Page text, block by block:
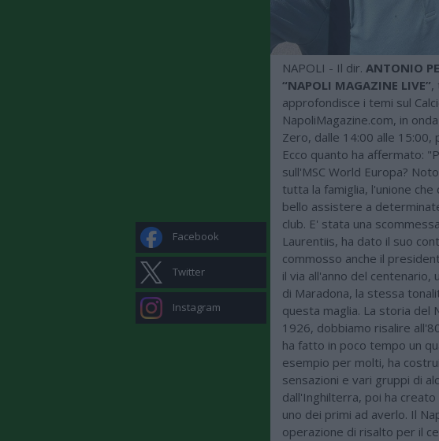
Facebook
Twitter
Instagram
NAPOLI - Il dir. ANTONIO
“NAPOLI MAGAZINE LIVE”,
approfondisce i temi sul
NapoliMagazine.com, in
Zero, dalle 14:00 alle 15:00,
Ecco quanto ha affermato:
sull'MSC World Europa?
tutta la famiglia, l'unione
bello assistere a
club. E' stata una
Laurentiis, ha dato il suo
commosso anche il
il via all'anno del centenario,
di Maradona, la stessa
questa maglia. La storia del
1926, dobbiamo risalire
ha fatto in poco tempo un
esempio per molti, ha
sensazioni e vari gruppi di
dall'Inghilterra, poi ha
uno dei primi ad averlo. Il
operazione di risalto per il